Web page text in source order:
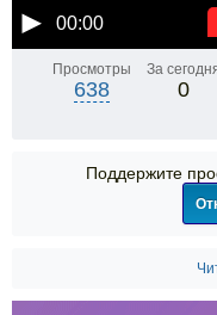
00:00
Просмотры
638
За
0
Поддержите